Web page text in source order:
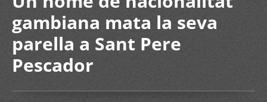
gambiana mata la seva
parella a Sant Pere
Pescador